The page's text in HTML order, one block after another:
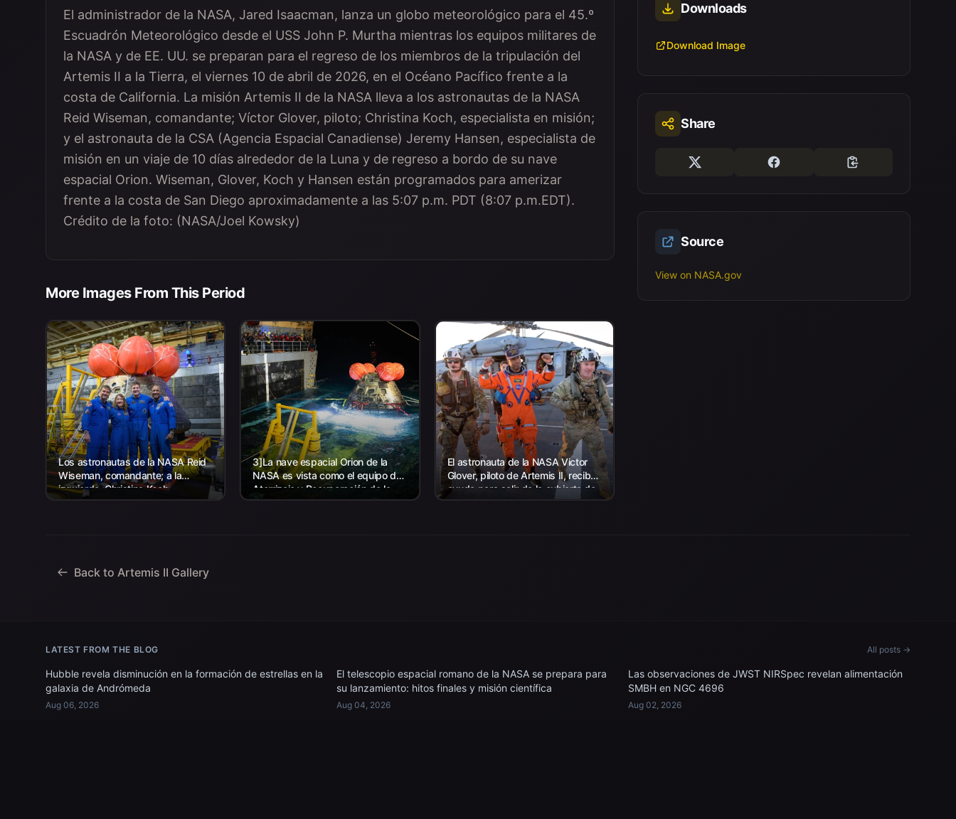
El administrador de la NASA, Jared Isaacman, lanza un globo meteorológico para el 45.º
Escuadrón Meteorológico desde el USS John P. Murtha mientras los equipos militares de
la NASA y de EE. UU. se preparan para el regreso de los miembros de la tripulación del
Artemis II a la Tierra, el viernes 10 de abril de 2026, en el Océano Pacífico frente a la
costa de California. La misión Artemis II de la NASA lleva a los astronautas de la NASA
Reid Wiseman, comandante; Víctor Glover, piloto; Christina Koch, especialista en misión;
y el astronauta de la CSA (Agencia Espacial Canadiense) Jeremy Hansen, especialista de
misión en un viaje de 10 días alrededor de la Luna y de regreso a bordo de su nave
espacial Orion. Wiseman, Glover, Koch y Hansen están programados para amerizar
frente a la costa de San Diego aproximadamente a las 5:07 p.m. PDT (8:07 p.m.EDT).
Crédito de la foto: (NASA/Joel Kowsky)
More Images From This Period
Los astronautas de la NASA Reid
Wiseman, comandante; a la
izquierda, Christina Koch,
especialista en misión; el
3]La nave espacial Orion de la
NASA es vista como el equipo de
Aterrizaje y Recuperación de la
agencia, junto con el personal de
El astronauta de la NASA Victor
Glover, piloto de Artemis II, recibe
ayuda para salir de la cubierta de
vuelo después de llegar a bordo
Downloads
Download Image
Share
Source
View on NASA.gov
Back to Artemis II Gallery
LATEST FROM THE BLOG All posts →
Hubble revela disminución en la formación de estrellas en la
galaxia de Andrómeda
Aug 06, 2026
El telescopio espacial romano de la NASA se prepara para
su lanzamiento: hitos finales y misión científica
Aug 04, 2026
Las observaciones de JWST NIRSpec revelan alimentación
SMBH en NGC 4696
Aug 02, 2026